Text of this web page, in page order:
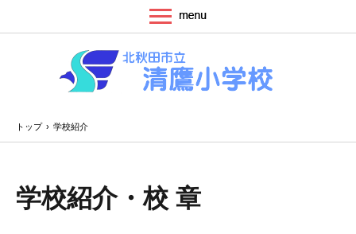
トップ › 学校紹介
学校紹介・校 章